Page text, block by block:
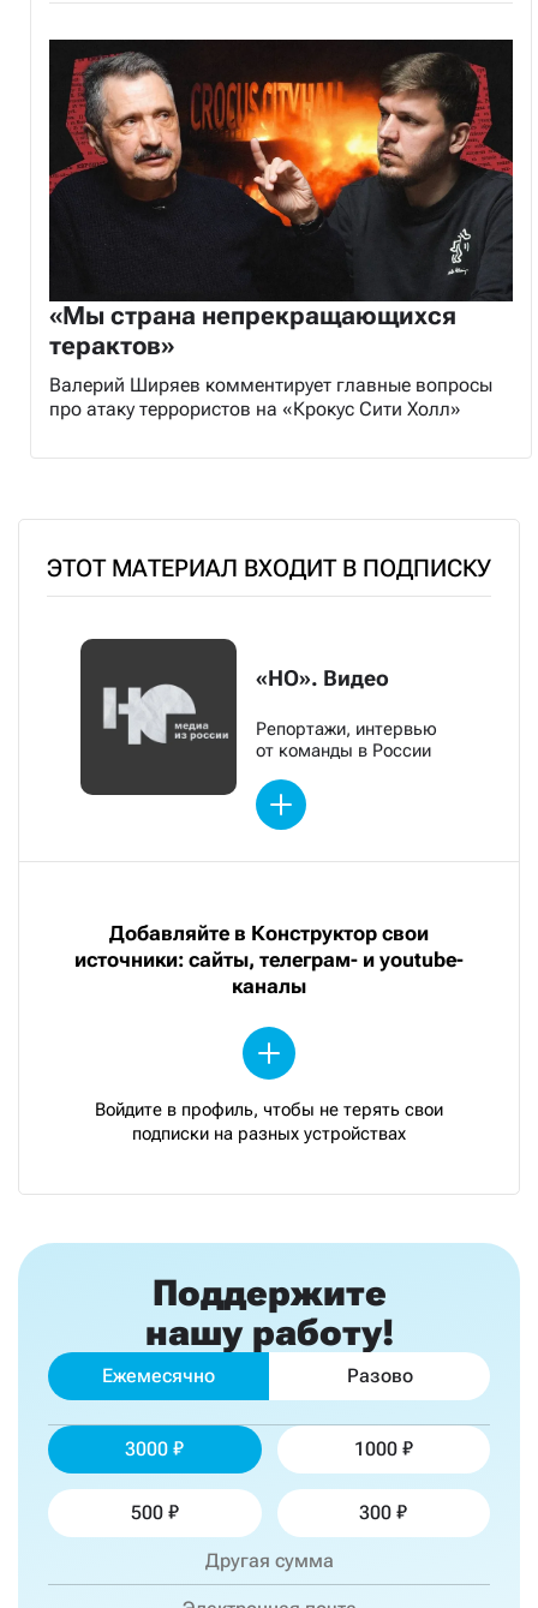
«Мы страна непрекращающихся
терактов»
Валерий Ширяев комментирует главные вопросы
про атаку террористов на «Крокус Сити Холл»
ЭТОТ МАТЕРИАЛ ВХОДИТ В ПОДПИСКУ
«НО». Видео
Репортажи, интервью
от команды в России
Добавляйте в Конструктор свои
источники: сайты, телеграм- и youtube-
каналы
Войдите в профиль, чтобы не терять свои
подписки на разных устройствах
Поддержите
нашу работу!
Ежемесячно Разово
3000 1000
500 300